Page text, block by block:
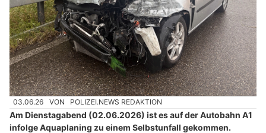
03.06.26 VON POLIZEI.NEWS REDAKTION
Am Dienstagabend (02.06.2026) ist es auf der Autobahn A1
infolge Aquaplaning zu einem Selbstunfall gekommen.